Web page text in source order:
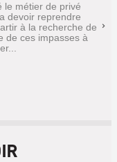
le métier de privé
devoir reprendre
à la recherche de
de ces impasses à